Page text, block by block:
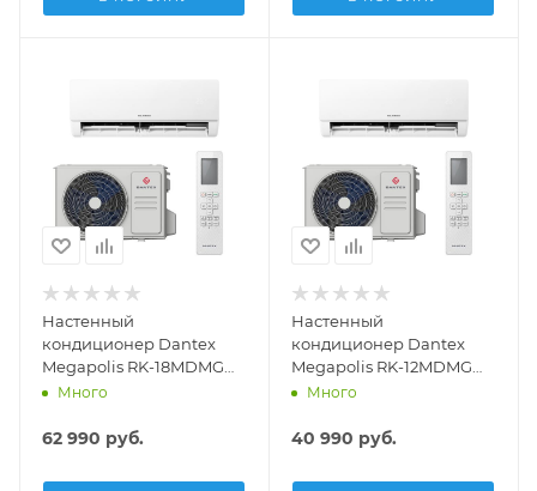
Настенный
кондиционер Dantex
Megapolis RK-18MDMG
/RK-18MDMEG
Много
62 990 руб.
Настенный
кондиционер Dantex
Megapolis RK-12MDMG
/RK-12MDMEG
Много
40 990 руб.